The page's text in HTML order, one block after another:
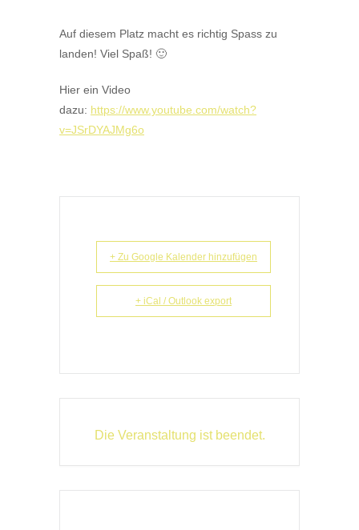
Auf diesem Platz macht es richtig Spass zu
landen! Viel Spaß! 🙂
Hier ein Video
dazu: https://www.youtube.com/watch?
v=JSrDYAJMg6o
+ Zu Google Kalender hinzufügen
+ iCal / Outlook export
Die Veranstaltung ist beendet.